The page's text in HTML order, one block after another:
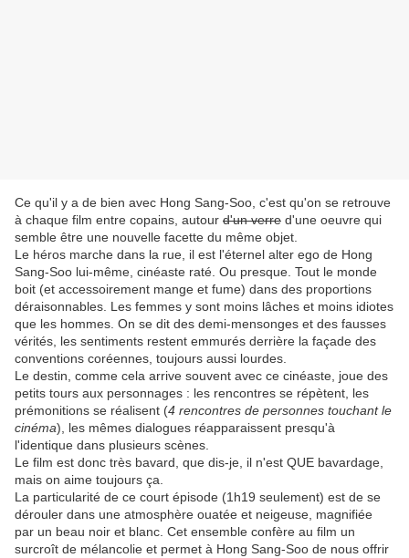
Ce qu'il y a de bien avec Hong Sang-Soo, c'est qu'on se retrouve
à chaque film entre copains, autour d'un verre d'une oeuvre qui
semble être une nouvelle facette du même objet.
Le héros marche dans la rue, il est l'éternel alter ego de Hong
Sang-Soo lui-même, cinéaste raté. Ou presque. Tout le monde
boit (et accessoirement mange et fume) dans des proportions
déraisonnables. Les femmes y sont moins lâches et moins idiotes
que les hommes. On se dit des demi-mensonges et des fausses
vérités, les sentiments restent emmurés derrière la façade des
conventions coréennes, toujours aussi lourdes.
Le destin, comme cela arrive souvent avec ce cinéaste, joue des
petits tours aux personnages : les rencontres se répètent, les
prémonitions se réalisent (4 rencontres de personnes touchant le
cinéma), les mêmes dialogues réapparaissent presqu'à
l'identique dans plusieurs scènes.
Le film est donc très bavard, que dis-je, il n'est QUE bavardage,
mais on aime toujours ça.
La particularité de ce court épisode (1h19 seulement) est de se
dérouler dans une atmosphère ouatée et neigeuse, magnifiée
par un beau noir et blanc. Cet ensemble confère au film un
surcroît de mélancolie et permet à Hong Sang-Soo de nous offrir